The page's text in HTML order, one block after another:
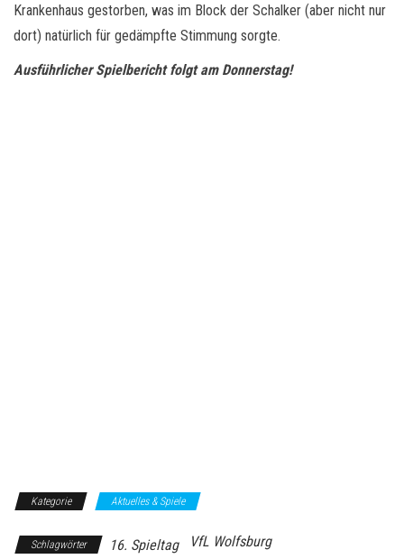
Krankenhaus gestorben, was im Block der Schalker (aber nicht nur
dort) natürlich für gedämpfte Stimmung sorgte.
Ausführlicher Spielbericht folgt am Donnerstag!
Kategorie Aktuelles & Spiele
Schlagwörter 16. Spieltag VfL Wolfsburg